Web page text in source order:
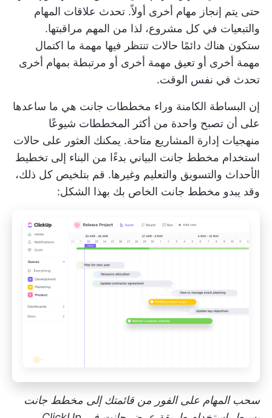
حتى يتم إنجاز مهام أخرى أولاً. تحدث علاقات المهام
والتبعيات في كل مشروع، لذا من المهم مراقبتها.
ستكون هناك دائمًا حالات تنتظر فيها مهمة ما اكتمال
مهمة أخرى أو تعيق مهمة أخرى أو مرتبطة بمهام أخرى
تحدث في نفس الوقت.
إن البساطة الكامنة وراء مخططات جانت هي ما ساعدها
على أن تصبح واحدة من أكثر المخططات شيوعًا
منهجيات إدارة المشاريع متاحة. يمكنك العثور على حالات
استخدام مخطط جانت البياني بدءًا من البناء إلى تخطيط
الأحداث والتسويق والتعليم وغيرها. قم بتلخيص كل ذلك،
وقد يبدو مخطط جانت الخاص بك بهذا الشكل:
سحب المهام على الفور من قائمتك إلى مخطط جانت